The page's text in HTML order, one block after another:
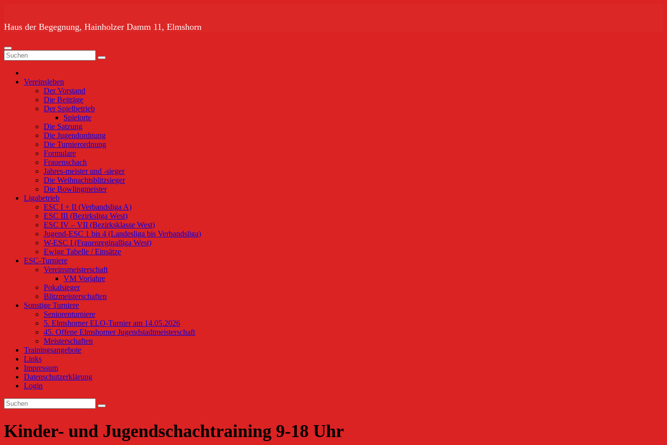
springen
Haus der Begegnung, Hainholzer Damm 11, Elmshorn
Vereinsleben
Der Vorstand
Die Beiträge
Der Spielbetrieb
Spielorte
Die Satzung
Die Jugendordnung
Die Turnierordnung
Formulare
Frauenschach
Jahres-meister und -sieger
Die Weihnachtsblitzsieger
Die Bowlingmeister
Ligabetrieb
ESC I + II (Verbandsliga A)
ESC III (Bezirksliga West)
ESC IV – VII (Bezirksklasse West)
Jugend-ESC 1 bis 4 (Landesliga bis Verbandsliga)
W-ESC I (Frauenreginalliga West)
Ewige Tabelle / Einsätze
ESC-Turniere
Vereinsmeisterschaft
VM Vorjahre
Pokalsieger
Blitzmeisterschaften
Sonstige Turniere
Seniorenturniere
5. Elmshorner ELO-Turnier am 14.05.2026
45. Offene Elmshorner Jugendstadtmeisterschaft
Meisterschaften
Trainingsangebote
Links
Impressum
Datenschutzerklärung
Login
Kinder- und Jugendschachtraining 9-18 Uhr